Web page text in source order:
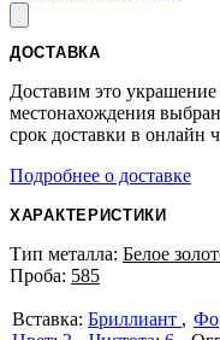
ДОСТАВКА
Доставим это
местонахождения
срок доставки в онлайн
Подробнее о доставке
ХАРАКТЕРИСТИКИ
Тип металла: Белое
Проба: 585
Бриллиант